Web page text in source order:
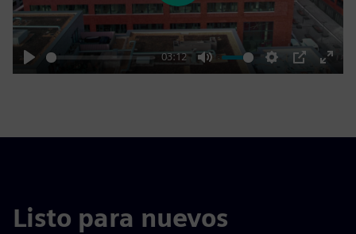
Play
03:12
Mute Settings
PIP
Enter
Listo para nuevos